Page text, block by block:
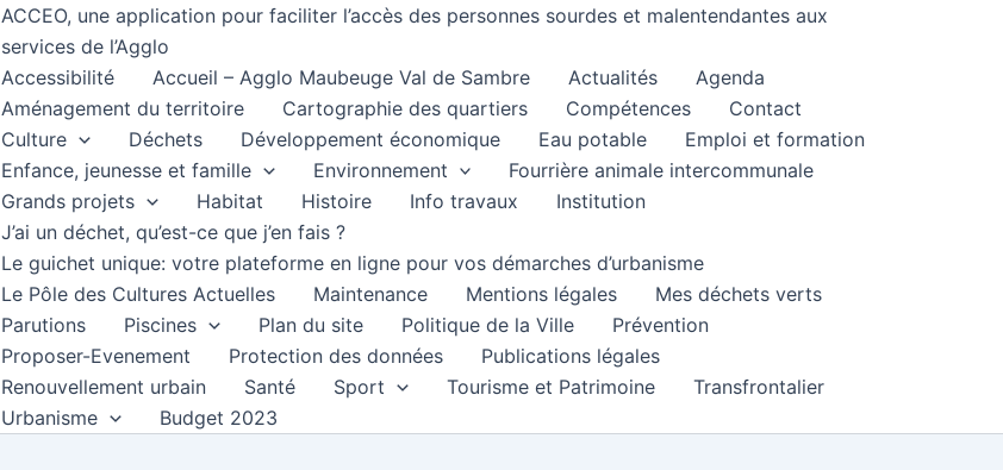
ACCEO, une application pour faciliter l’accès des personnes sourdes et malentendantes aux
services de l’Agglo
Accessibilité
Accueil – Agglo Maubeuge Val de Sambre Actualités
Agenda
Aménagement du territoire
Cartographie des quartiers Compétences
Contact
Culture
Déchets Développement économique Eau potable
Emploi et formation
Enfance, jeunesse et famille
Environnement
Fourrière animale intercommunale
Grands projets
Habitat Histoire Info travaux
Institution
J’ai un déchet, qu’est-ce que j’en fais ?
Le guichet unique: votre plateforme en ligne pour vos démarches d’urbanisme
Le Pôle des Cultures Actuelles
Maintenance Mentions légales
Mes déchets verts
Parutions
Piscines Plan du site Politique de la Ville
Prévention
Proposer-Evenement
Protection des données
Publications légales
Renouvellement urbain
Santé Sport Tourisme et Patrimoine
Transfrontalier
Urbanisme
Budget 2023